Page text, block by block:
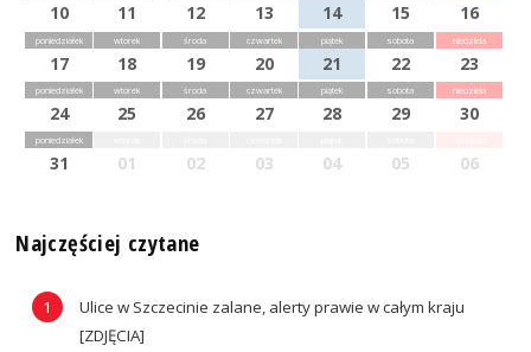
10 11 12 13 14 15 16
poniedziałek
17
wtorek
18
środa
19
czwartek
20
piątek
21
sobota
22
niedziela
23
poniedziałek
24
wtorek
25
środa
26
czwartek
27
piątek
28
sobota
29
niedziela
30
poniedziałek
31 01 02 03 04 05 06
Najczęściej czytane
Ulice w Szczecinie zalane, alerty prawie w całym kraju
[ZDJĘCIA]